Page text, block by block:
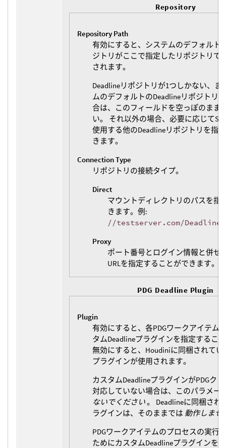
Repository
Repository Path
有効にすると、システムのデフォルト
ジトリがここで指定したリポジトリで
されます。
Deadlineリポジトリが1つしかない、ま
ムのデフォルトのDeadlineリポジトリ
合は、このフィールドを空っぽのまま
い。 それ以外の場合、必要に応じて
使用する他のDeadlineリポジトリを指
きます。
Connection Type
リポジトリの接続タイプ。
Direct
マウントディレクトリのパスを指
きます。例:
//testserver.com/
Proxy
ポート番号とログイン情報と併せ
URLを指定することができます。
PDG Deadline Plugin
Plugin
有効にすると、各PDGワークアイテム
タムDeadlineプラグインを指定するこ
無効にすると、Houdiniに同梱されてい
プラグインが使用されます。
カスタムDeadlineプラグインがPDGク
対応していない場合は、このパラメー
ないでください。 Deadlineに同梱され
ラグインは、そのままでは 動作しませ
PDGワークアイテムのプロセスの実行
ためにカスタムDeadlineプラグインを